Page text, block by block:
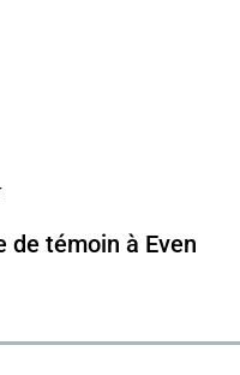
de témoin à Even